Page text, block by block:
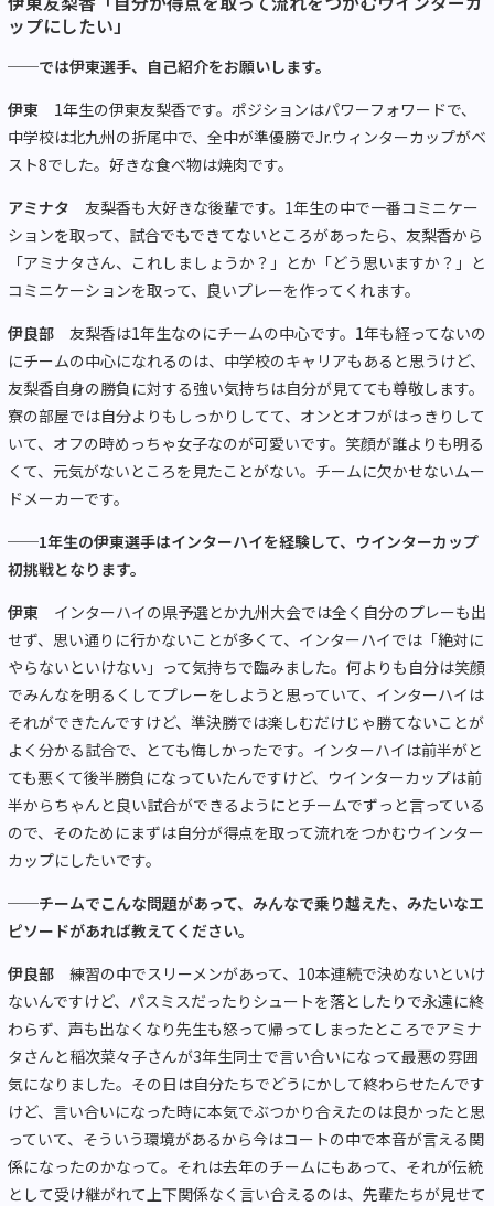
ップにしたい」
──では伊東選手、自己紹介をお願いします。
伊東 1年生の伊東友梨香です。ポジションはパワーフォワードで、
中学校は北九州の折尾中で、全中が準優勝でJr.ウィンターカップがベ
スト8でした。好きな食べ物は焼肉です。
アミナタ 友梨香も大好きな後輩です。1年生の中で一番コミニケー
ションを取って、試合でもできてないところがあったら、友梨香から
「アミナタさん、これしましょうか？」とか「どう思いますか？」と
コミニケーションを取って、良いプレーを作ってくれます。
伊良部 友梨香は1年生なのにチームの中心です。1年も経ってないの
にチームの中心になれるのは、中学校のキャリアもあると思うけど、
友梨香自身の勝負に対する強い気持ちは自分が見てても尊敬します。
寮の部屋では自分よりもしっかりしてて、オンとオフがはっきりして
いて、オフの時めっちゃ女子なのが可愛いです。笑顔が誰よりも明る
くて、元気がないところを見たことがない。チームに欠かせないムー
ドメーカーです。
──1年生の伊東選手はインターハイを経験して、ウインターカップ
初挑戦となります。
伊東 インターハイの県予選とか九州大会では全く自分のプレーも出
せず、思い通りに行かないことが多くて、インターハイでは「絶対に
やらないといけない」って気持ちで臨みました。何よりも自分は笑顔
でみんなを明るくしてプレーをしようと思っていて、インターハイは
それができたんですけど、準決勝では楽しむだけじゃ勝てないことが
よく分かる試合で、とても悔しかったです。インターハイは前半がと
ても悪くて後半勝負になっていたんですけど、ウインターカップは前
半からちゃんと良い試合ができるようにとチームでずっと言っている
ので、そのためにまずは自分が得点を取って流れをつかむウインター
カップにしたいです。
──チームでこんな問題があって、みんなで乗り越えた、みたいなエ
ピソードがあれば教えてください。
伊良部 練習の中でスリーメンがあって、10本連続で決めないといけ
ないんですけど、パスミスだったりシュートを落としたりで永遠に終
わらず、声も出なくなり先生も怒って帰ってしまったところでアミナ
タさんと稲次菜々子さんが3年生同士で言い合いになって最悪の雰囲
気になりました。その日は自分たちでどうにかして終わらせたんです
けど、言い合いになった時に本気でぶつかり合えたのは良かったと思
っていて、そういう環境があるから今はコートの中で本音が言える関
係になったのかなって。それは去年のチームにもあって、それが伝統
として受け継がれて上下関係なく言い合えるのは、先輩たちが見せて